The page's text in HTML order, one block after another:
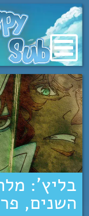
מעבר
לתוכן
בליץ’:
השנים, פרק